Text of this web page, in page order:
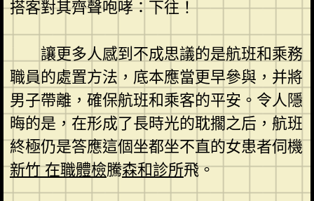
搭客對其齊聲咆哮：下往！
讓更多人感到不成思議的是航班和乘務
職員的處置方法，底本應當更早參與，并將
男子帶離，確保航班和乘客的平安。令人隱
晦的是，在形成了長時光的耽擱之后，航班
終極仍是答應這個坐都坐不直的女患者伺機
新竹 在職體檢騰森和診所飛。